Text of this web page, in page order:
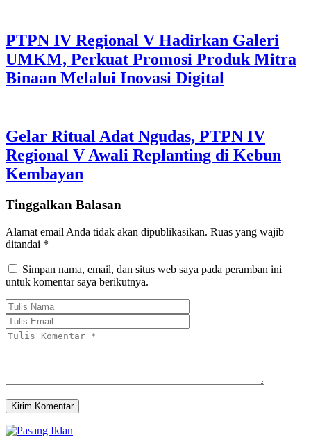
PTPN IV Regional V Hadirkan Galeri
UMKM, Perkuat Promosi Produk Mitra
Binaan Melalui Inovasi Digital
Gelar Ritual Adat Ngudas, PTPN IV
Regional V Awali Replanting di Kebun
Kembayan
Tinggalkan Balasan
Alamat email Anda tidak akan dipublikasikan. Ruas yang wajib
ditandai *
Simpan nama, email, dan situs web saya pada peramban ini
untuk komentar saya berikutnya.